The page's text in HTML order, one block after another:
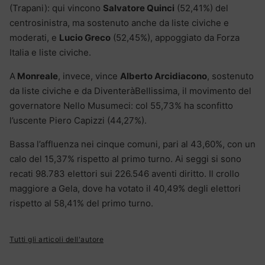
(Trapani): qui vincono Salvatore Quinci (52,41%) del
centrosinistra, ma sostenuto anche da liste civiche e
moderati, e Lucio Greco (52,45%), appoggiato da Forza
Italia e liste civiche.
A Monreale, invece, vince Alberto Arcidiacono, sostenuto
da liste civiche e da DiventeràBellissima, il movimento del
governatore Nello Musumeci: col 55,73% ha sconfitto
l’uscente Piero Capizzi (44,27%).
Bassa l’affluenza nei cinque comuni, pari al 43,60%, con un
calo del 15,37% rispetto al primo turno. Ai seggi si sono
recati 98.783 elettori sui 226.546 aventi diritto. Il crollo
maggiore a Gela, dove ha votato il 40,49% degli elettori
rispetto al 58,41% del primo turno.
Tutti gli articoli dell'autore